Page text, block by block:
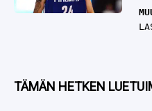
TÄMÄN HETKEN